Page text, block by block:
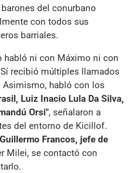
del conurbano
con todos sus
barriales.
habló ni con Máximo ni con
recibió múltiples llamados
Asimismo, habló con los
Luiz Inacio Lula Da Silva,
Orsi", señalaron a
del entorno de Kicillof.
Guillermo Francos, jefe de
Milei, se contactó con